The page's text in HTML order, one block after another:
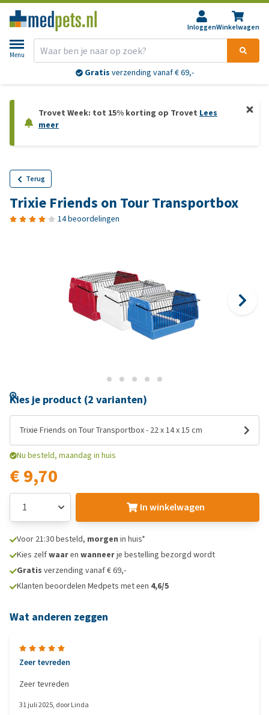
InloggenWinkelwagen
Menu
Gratis verzending vanaf € 69,-
Trovet Week: tot 15% korting op Trovet Lees
meer
Terug
Trixie Friends on Tour Transportbox
14 beoordelingen
Kies je product (2 varianten)
Trixie Friends on Tour Transportbox - 22 x 14 x 15 cm
Nu besteld, maandag in huis
€ 9,70
In winkelwagen
Voor 21:30 besteld, morgen in huis*
Kies zelfwaaren wanneerje bestelling bezorgd wordt
Gratis verzending vanaf € 69,-
Klanten beoordelen Medpets met een 4,6/5
Wat anderen zeggen
Zeer tevreden
Zeer tevreden
31 juli 2025, doorLinda